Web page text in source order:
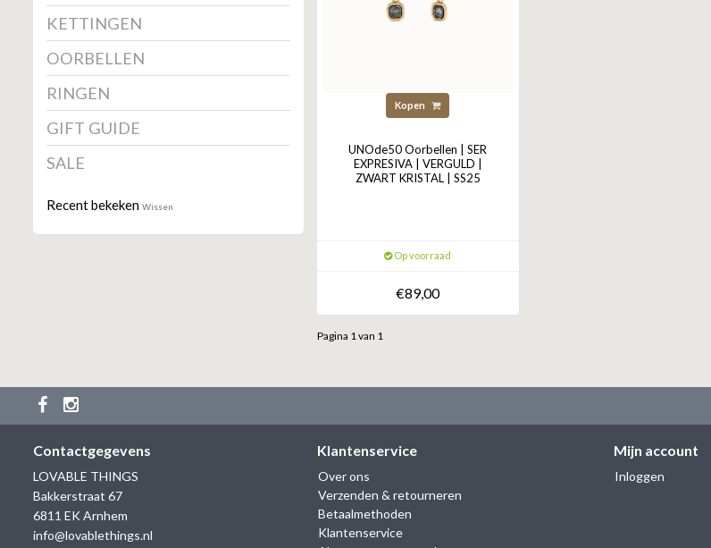
KETTINGEN
OORBELLEN
RINGEN
GIFT GUIDE
SALE
Recent bekeken Wissen
Kopen
UNOde50 Oorbellen | SER
EXPRESIVA | VERGULD |
ZWART KRISTAL | SS25
Op voorraad
€89,00
Pagina 1 van 1
Contactgegevens
LOVABLE THINGS
Bakkerstraat 67
6811 EK Arnhem
info@lovablethings.nl
Klantenservice
Over ons
Verzenden & retourneren
Betaalmethoden
Klantenservice
Mijn account
Inloggen